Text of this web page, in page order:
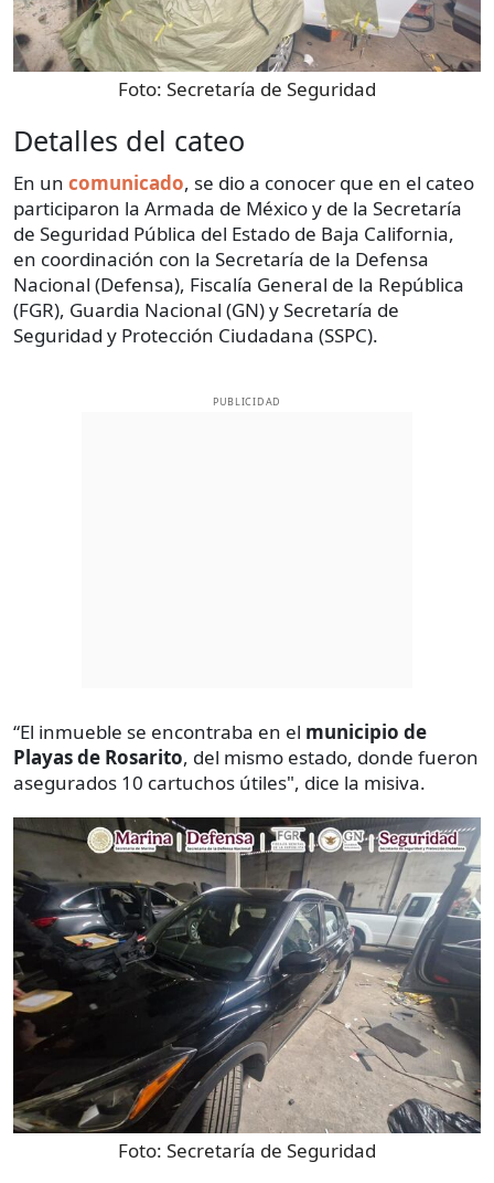
Foto: Secretaría de Seguridad
Detalles del cateo
En un comunicado, se dio a conocer que en el cateo
participaron la Armada de México y de la Secretaría
de Seguridad Pública del Estado de Baja California,
en coordinación con la Secretaría de la Defensa
Nacional (Defensa), Fiscalía General de la República
(FGR), Guardia Nacional (GN) y Secretaría de
Seguridad y Protección Ciudadana (SSPC).
PUBLICIDAD
“El inmueble se encontraba en el municipio de
Playas de Rosarito, del mismo estado, donde fueron
asegurados 10 cartuchos útiles", dice la misiva.
Foto: Secretaría de Seguridad